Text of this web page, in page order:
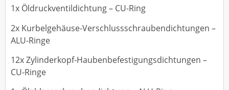
1x Öldruckventildichtung – CU-Ring
2x Kurbelgehäuse-Verschlussschraubendichtungen –
ALU-Ringe
12x Zylinderkopf-Haubenbefestigungsdichtungen –
CU-Ringe